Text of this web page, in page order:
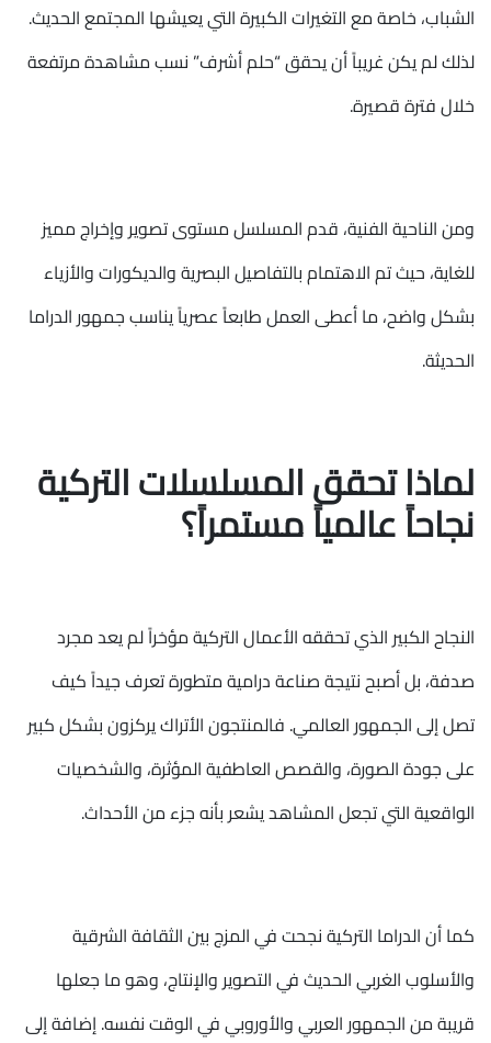
الشباب، خاصة مع التغيرات الكبيرة التي يعيشها المجتمع الحديث.
لذلك لم يكن غريباً أن يحقق “حلم أشرف” نسب مشاهدة مرتفعة
خلال فترة قصيرة.
ومن الناحية الفنية، قدم المسلسل مستوى تصوير وإخراج مميز
للغاية، حيث تم الاهتمام بالتفاصيل البصرية والديكورات والأزياء
بشكل واضح، ما أعطى العمل طابعاً عصرياً يناسب جمهور الدراما
الحديثة.
لماذا تحقق المسلسلات التركية
نجاحاً عالمياً مستمراً؟
النجاح الكبير الذي تحققه الأعمال التركية مؤخراً لم يعد مجرد
صدفة، بل أصبح نتيجة صناعة درامية متطورة تعرف جيداً كيف
تصل إلى الجمهور العالمي. فالمنتجون الأتراك يركزون بشكل كبير
على جودة الصورة، والقصص العاطفية المؤثرة، والشخصيات
الواقعية التي تجعل المشاهد يشعر بأنه جزء من الأحداث.
كما أن الدراما التركية نجحت في المزج بين الثقافة الشرقية
والأسلوب الغربي الحديث في التصوير والإنتاج، وهو ما جعلها
قريبة من الجمهور العربي والأوروبي في الوقت نفسه. إضافة إلى